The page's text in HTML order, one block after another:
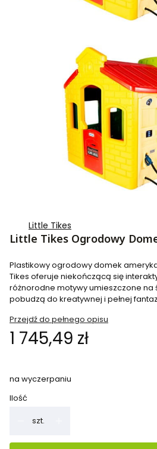
Little Tikes
Little Tikes Ogrodowy
Plastikowy ogrodowy domek
Tikes oferuje niekończącą się
różnorodne motywy umieszczone na
pobudzą do kreatywnej i pełnej
Przejdź do pełnego opisu
Cena
1 745,49 zł
na wyczerpaniu
Ilość
szt.